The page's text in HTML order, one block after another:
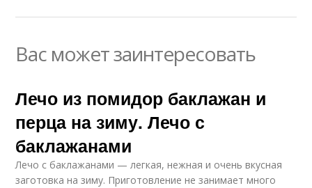
Вас может заинтересовать
Лечо из помидор баклажан и
перца на зиму. Лечо с
баклажанами
Лечо с баклажанами — легкая, нежная и очень вкусная
заготовка на зиму. Приготовление не занимает много